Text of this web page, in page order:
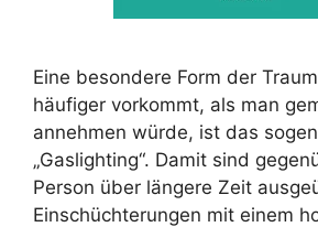
Eine besondere Form der
häufiger vorkommt, als man
annehmen würde, ist das
„Gaslighting“. Damit sind
Person über längere Zeit
Einschüchterungen mit einem